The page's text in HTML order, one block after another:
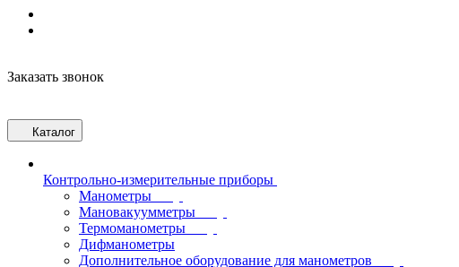
Заказать звонок
Каталог
Контрольно-измерительные приборы
Манометры
Мановакуумметры
Термоманометры
Дифманометры
Дополнительное оборудование для манометров